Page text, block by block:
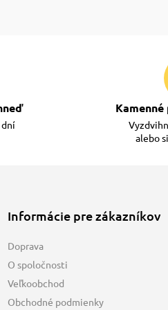
alebo
Informácie pre zákazníkov
Doprava
O spoločnosti
Veľkoobchod
Obchodné podmienky